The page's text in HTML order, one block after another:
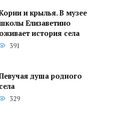
и крылья. В музее
Елизаветино
оживает история села
391
душа родного
села
329